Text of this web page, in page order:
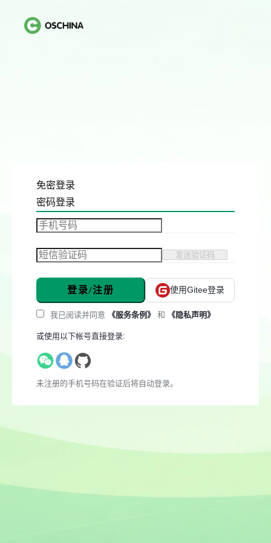
免密登录
密码登录
发送验证码
登录/注册 使用Gitee登录
我已阅读并同意 《服务条例》 和 《隐私声明》
或使用以下帐号直接登录:
未注册的手机号码在验证后将自动登录。